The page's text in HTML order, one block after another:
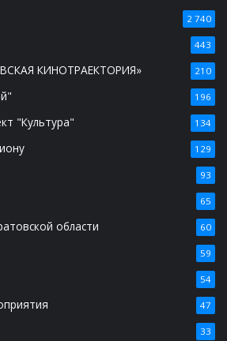
2 740
443
КИНОТРАЕКТОРИЯ» 210
196
"Культура" 134
129
93
65
области 60
59
54
47
33